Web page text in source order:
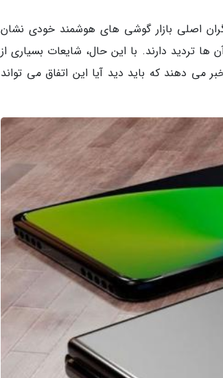
اصلی بازار گوشی های هوشمند خودی نشان
تردید دارند. با این حال، شایعات بسیاری از
تر شدن احتمال عرضه یک آیفون تاشو به وسیله اپل در سال 2023 خبر می دهند که باید دید آیا این اتفاق می تواند